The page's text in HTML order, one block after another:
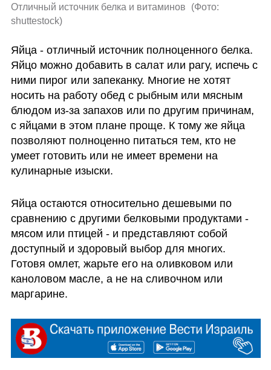
Отличный источник белка и витаминов (Фото:
shuttestock)
Яйца - отличный источник полноценного белка.
Яйцо можно добавить в салат или рагу, испечь с
ними пирог или запеканку. Многие не хотят
носить на работу обед с рыбным или мясным
блюдом из-за запахов или по другим причинам,
с яйцами в этом плане проще. К тому же яйца
позволяют полноценно питаться тем, кто не
умеет готовить или не имеет времени на
кулинарные изыски.
Яйца остаются относительно дешевыми по
сравнению с другими белковыми продуктами -
мясом или птицей - и представляют собой
доступный и здоровый выбор для многих.
Готовя омлет, жарьте его на оливковом или
каноловом масле, а не на сливочном или
маргарине.